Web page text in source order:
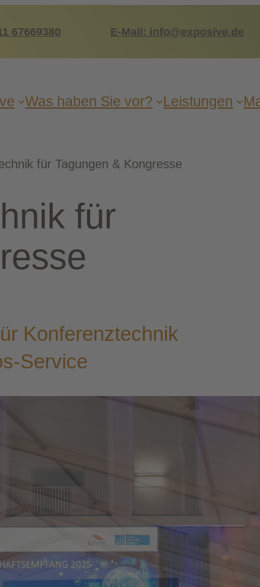
67669380 E-Mail: info@exposive.de
Was haben Sie vor? Leis­tun­gen
für Tagungen & Kongresse
für
Kon­fe­renz­tech­nik
Service